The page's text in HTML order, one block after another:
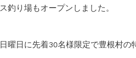
釣り場もオープンしました。
曜日に先着30名様限定で豊根村の